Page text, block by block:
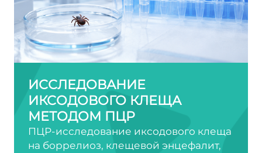
ИССЛЕДОВАНИЕ
ИКСОДОВОГО КЛЕЩА
МЕТОДОМ ПЦР
ПЦР-исследование иксодового клеща
на боррелиоз, клещевой энцефалит,